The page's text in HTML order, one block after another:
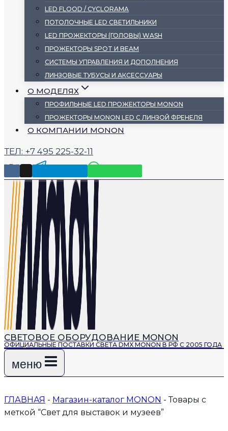
LED FLOOD / CYCLORAMA
ПОТОЛОЧНЫЕ LED СВЕТИЛЬНИКИ
LED ПРОЖЕКТОРЫ (ГОЛОВЫ) WASH
ПРОЖЕКТОРЫ SPOT И BEAM
СИСТЕМЫ УПРАВЛЕНИЯ И ДОПОЛНЕНИЯ
ЛИНЗОВЫЕ ТУБУСЫ И АКСЕССУАРЫ
О МОДЕЛЯХ
ПРОФИЛЬНЫЕ LED ПРОЖЕКТОРЫ MONON
ПРОЖЕКТОРЫ MONON LED С ЛИНЗОЙ ФРЕНЕЛЯ
О КОМПАНИИ MONON
ТЕЛ: +7 495 225-32-11
СВЕТОВОЕ ОБОРУДОВАНИЕ MONON
ОФИЦИАЛЬНЫЕ ПОСТАВКИ СВЕТА DMX MONON В РФ С 2005 ГОДА
меню
ГЛАВНАЯ - Магазин-каталог MONON -Товары с
меткой “Свет для выставок и музеев”